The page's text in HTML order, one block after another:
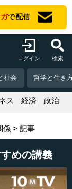
で配信
ログイン 検索
社会 哲学と生き
ス 経済 政治
係 記事
めの講義